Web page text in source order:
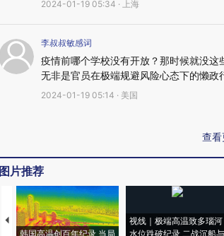
2024-01-19 05:34 · 上海
李叔叔敏感词
疫情前哪个学校没有开放？那时候就没
无非是官员在极端规避风险心态下的懒政
2024-01-19 05:14 · 美国
查看
图片推荐
韩国高温创百年纪录 当局
视线｜极端高温致多瑙河
水位跌破纪录 二战沉船与